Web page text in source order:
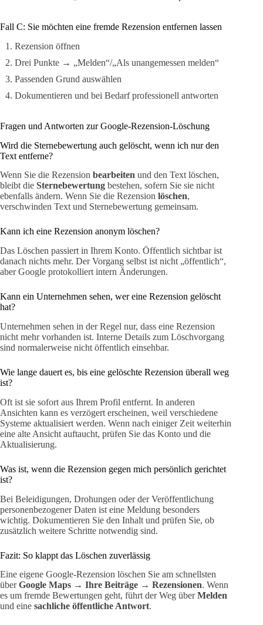
Fall C: Sie möchten eine fremde Rezension entfernen lassen
Rezension öffnen
Drei Punkte → „Melden“/„Als unangemessen melden“
Passenden Grund auswählen
Dokumentieren und bei Bedarf professionell antworten
Fragen und Antworten zur Google-Rezension-Löschung
Wird die Sternebewertung auch gelöscht, wenn ich nur den
Text entferne?
Wenn Sie die Rezension bearbeiten und den Text löschen,
bleibt die Sternebewertung bestehen, sofern Sie sie nicht
ebenfalls ändern. Wenn Sie die Rezension löschen,
verschwinden Text und Sternebewertung gemeinsam.
Kann ich eine Rezension anonym löschen?
Das Löschen passiert in Ihrem Konto. Öffentlich sichtbar ist
danach nichts mehr. Der Vorgang selbst ist nicht „öffentlich“,
aber Google protokolliert intern Änderungen.
Kann ein Unternehmen sehen, wer eine Rezension gelöscht
hat?
Unternehmen sehen in der Regel nur, dass eine Rezension
nicht mehr vorhanden ist. Interne Details zum Löschvorgang
sind normalerweise nicht öffentlich einsehbar.
Wie lange dauert es, bis eine gelöschte Rezension überall weg
ist?
Oft ist sie sofort aus Ihrem Profil entfernt. In anderen
Ansichten kann es verzögert erscheinen, weil verschiedene
Systeme aktualisiert werden. Wenn nach einiger Zeit weiterhin
eine alte Ansicht auftaucht, prüfen Sie das Konto und die
Aktualisierung.
Was ist, wenn die Rezension gegen mich persönlich gerichtet
ist?
Bei Beleidigungen, Drohungen oder der Veröffentlichung
personenbezogener Daten ist eine Meldung besonders
wichtig. Dokumentieren Sie den Inhalt und prüfen Sie, ob
zusätzlich weitere Schritte notwendig sind.
Fazit: So klappt das Löschen zuverlässig
Eine eigene Google-Rezension löschen Sie am schnellsten
überGoogle Maps → Ihre Beiträge → Rezensionen. Wenn
es um fremde Bewertungen geht, führt der Weg überMelden
und eine sachliche öffentliche Antwort.